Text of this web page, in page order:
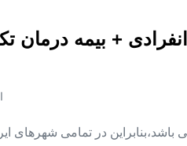
+ بیمه درمان
باشد،بنابراین در تمامی شهرهای